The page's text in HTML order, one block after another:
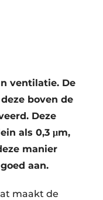
ventilatie. De
boven de
Deze
als 0,3 μm,
manier
aan.
maakt de